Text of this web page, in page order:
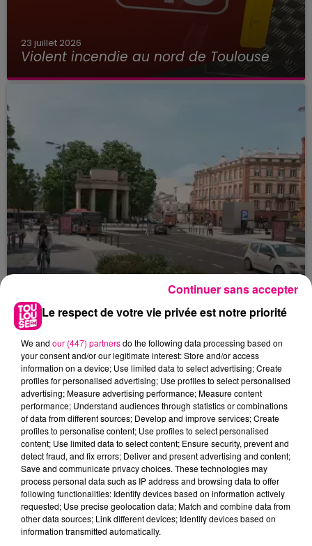
23 juillet 2026
Violent incendie au nord de Toulouse
22 juillet 2026
Toulouse : circulation perturbée dans le
secteur François Verdier...
Le respect de votre vie privée est notre priorité
We and our (447) partnersdo the following data processing based on
your consent and/or our legitimate interest: Store and/or access
information on a device; Use limited data to select advertising; Create
profiles for personalised advertising; Use profiles to select personalised
advertising; Measure advertising performance; Measure content
performance; Understand audiences through statistics or combinations
of data from different sources; Develop and improve services; Create
profiles to personalise content; Use profiles to select personalised
content; Use limited data to select content; Ensure security, prevent and
detect fraud, and fix errors; Deliver and present advertising and content;
Save and communicate privacy choices. These technologies may
process personal data such as IP address and browsing data to offer
following functionalities: Identify devices based on information actively
requested; Use precise geolocation data; Match and combine data from
other data sources; Link different devices; Identify devices based on
information transmitted automatically.
Continuer sans accepter